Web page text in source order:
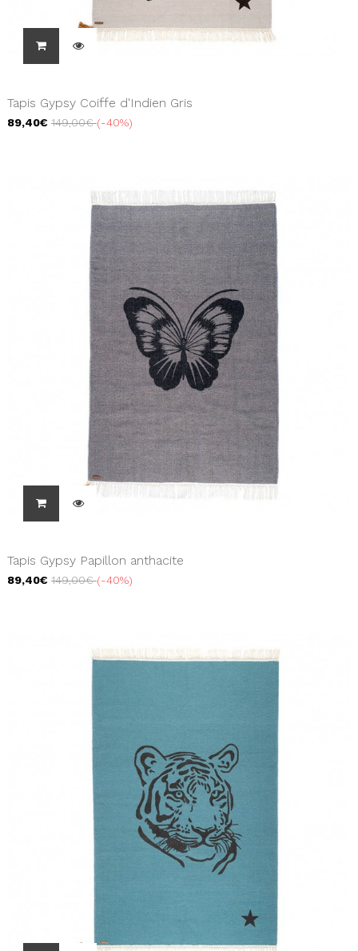
Tapis Gypsy Coiffe d'Indien Gris
89,40€ 149,00€ -40%
Tapis Gypsy Papillon anthacite
89,40€ 149,00€ -40%